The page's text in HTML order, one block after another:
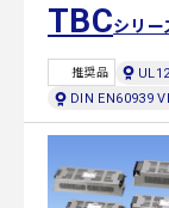
TBCシリー
推奨品
DIN EN60939